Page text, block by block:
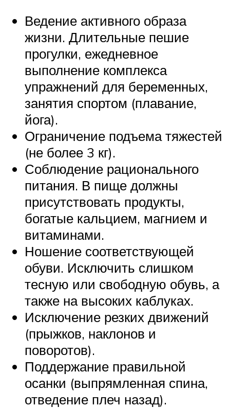
Ведение активного образа
жизни. Длительные пешие
прогулки, ежедневное
выполнение комплекса
упражнений для беременных,
занятия спортом (плавание,
йога).
Ограничение подъема тяжестей
(не более 3 кг).
Соблюдение рационального
питания. В пище должны
присутствовать продукты,
богатые кальцием, магнием и
витаминами.
Ношение соответствующей
обуви. Исключить слишком
тесную или свободную обувь, а
также на высоких каблуках.
Исключение резких движений
(прыжков, наклонов и
поворотов).
Поддержание правильной
осанки (выпрямленная спина,
отведение плеч назад).